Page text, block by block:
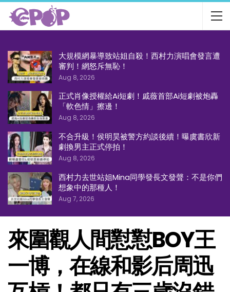
大規模網暴導致站姐自殺！西村力演唱會發言遭
審判！網怒斥無恥！
Aug 8, 2026
正式肖像授權給Ai短劇！戚薇首部Ai短劇被炮轟
「軟色情」擦邊！
Aug 8, 2026
不合升級！侯明昊被警方約談後續！曝虞書欣新
劇換男主正式停拍！
Aug 8, 2026
西村力去世站姐Mina同學發長文發聲：不是你們
想象中的那種人！
Aug 7, 2026
來圍觀人間懟懟BOY王
一博，在線和影后周迅